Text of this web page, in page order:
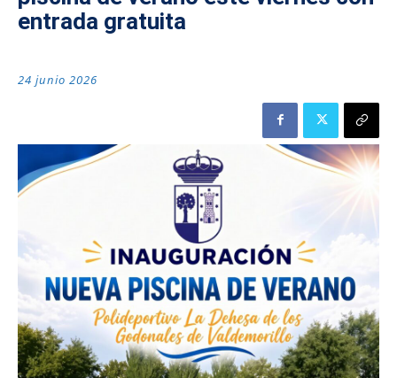
entrada gratuita
24 junio 2026